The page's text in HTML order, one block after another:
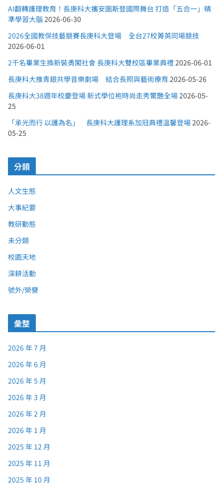
AI翻轉護理教育！長庚科大攜安圖斯登國際舞台 打造「五合一」精
準學習大腦 2026-06-30
2026全國教保技藝競賽長庚科大登場 全台27校菁英同場競技
2026-06-01
2千名畢業生換新裝勇闖社會 長庚科大雙校區畢業典禮2026-06-01
長庚科大推青銀共學音樂劇場 結合長照與藝術療育 2026-05-26
長庚科大38週年校慶登場 新式學位袍時尚走秀驚艷全場2026-05-
25
「承光而行 以護為名」 長庚科大護理系加冠典禮溫馨登場2026-
05-25
分類
人文生態
大事紀要
教研動態
未分類
校園天地
深耕活動
號外/榮譽
彙整
2026 年 7 月
2026 年 6 月
2026 年 5 月
2026 年 3 月
2026 年 2 月
2026 年 1 月
2025 年 12 月
2025 年 11 月
2025 年 10 月